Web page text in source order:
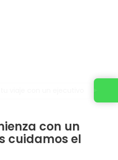
con un
cuidamos el